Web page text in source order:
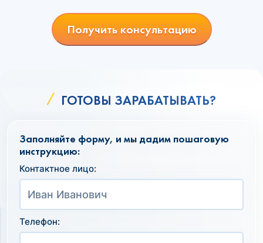
Получить консультацию
ГОТОВЫ ЗАРАБАТЫВАТЬ?
Заполняйте форму, и мы дадим пошаговую
инструкцию:
Контактное лицо:
Телефон: